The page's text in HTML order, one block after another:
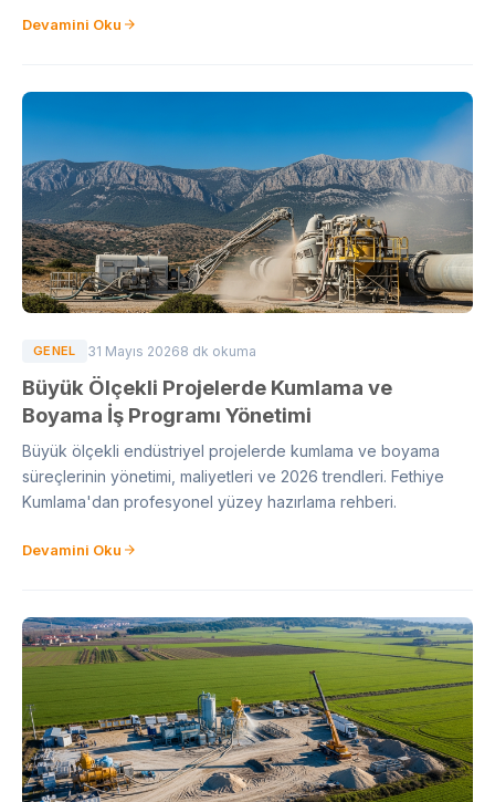
Devamini Oku
GENEL 31 Mayıs 20268 dk okuma
Büyük Ölçekli Projelerde Kumlama ve
Boyama İş Programı Yönetimi
Büyük ölçekli endüstriyel projelerde kumlama ve boyama
süreçlerinin yönetimi, maliyetleri ve 2026 trendleri. Fethiye
Kumlama'dan profesyonel yüzey hazırlama rehberi.
Devamini Oku